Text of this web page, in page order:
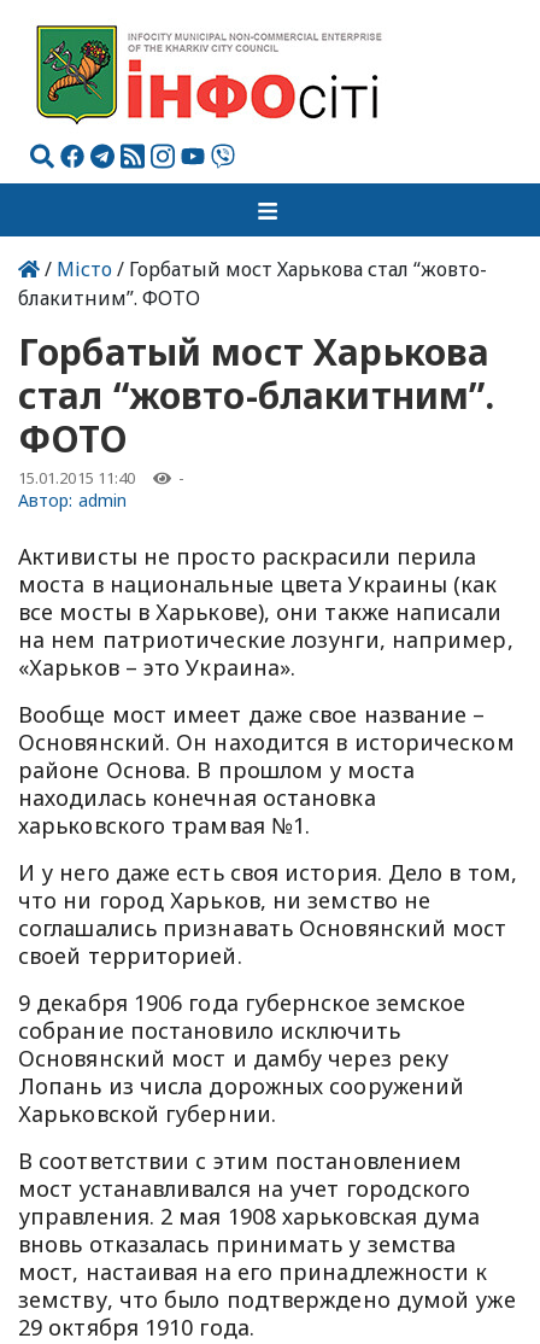
/ Місто/ Горбатый мост Харькова стал “жовто-
блакитним”. ФОТО
Горбатый мост Харькова
стал “жовто-блакитним”.
ФОТО
15.01.2015 11:40 -
Автор: admin
Активисты не просто раскрасили перила
моста в национальные цвета Украины (как
все мосты в Харькове), они также написали
на нем патриотические лозунги, например,
«Харьков – это Украина».
Вообще мост имеет даже свое название –
Основянский. Он находится в историческом
районе Основа. В прошлом у моста
находилась конечная остановка
харьковского трамвая №1.
И у него даже есть своя история. Дело в том,
что ни город Харьков, ни земство не
соглашались признавать Основянский мост
своей территорией.
9 декабря 1906 года губернское земское
собрание постановило исключить
Основянский мост и дамбу через реку
Лопань из числа дорожных сооружений
Харьковской губернии.
В соответствии с этим постановлением
мост устанавливался на учет городского
управления. 2 мая 1908 харьковская дума
вновь отказалась принимать у земства
мост, настаивая на его принадлежности к
земству, что было подтверждено думой уже
29 октября 1910 года.